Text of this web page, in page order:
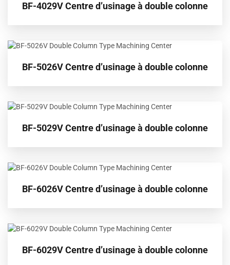
BF-4029V Centre d’usinage à double colonne
BF-5026V Centre d’usinage à double colonne
BF-5029V Centre d’usinage à double colonne
BF-6026V Centre d’usinage à double colonne
BF-6029V Centre d’usinage à double colonne